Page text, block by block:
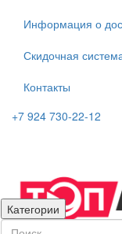
Информация о
Скидочная
Контакты
+7 924 730-22-12
Категории